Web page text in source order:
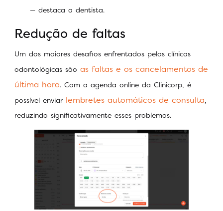
— destaca a dentista.
Redução de faltas
Um dos maiores desafios enfrentados pelas clínicas
odontológicas são as faltas e os cancelamentos de
última hora. Com a agenda online da Clinicorp, é
possível enviar lembretes automáticos de consulta,
reduzindo significativamente esses problemas.